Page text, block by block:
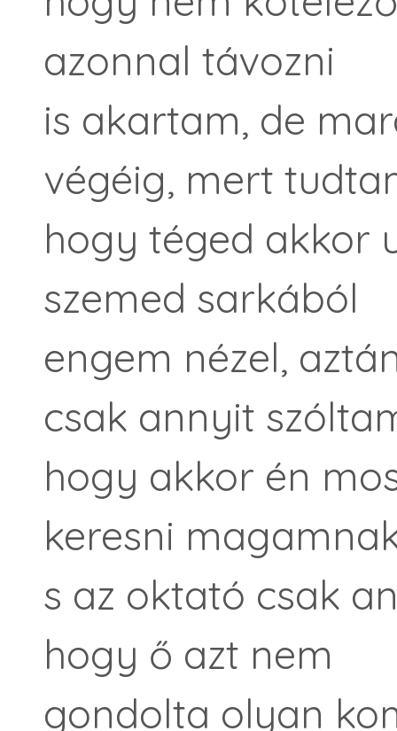
azonnal távozni
is akartam, de
végéig, mert
hogy téged akkor
szemed sarkából
engem nézel,
csak annyit
hogy akkor én
keresni
s az oktató csak
hogy ő azt nem
gondolta olyan